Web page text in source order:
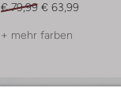
€ 79,99 € 63,99
+ mehr farben